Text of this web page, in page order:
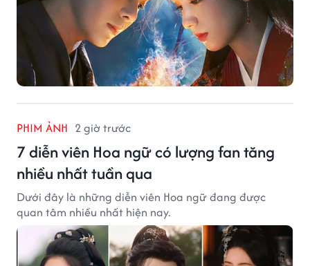
PHIM ẢNH 2 giờ trước
7 diễn viên Hoa ngữ có lượng fan tăng
nhiều nhất tuần qua
Dưới đây là những diễn viên Hoa ngữ đang được
quan tâm nhiều nhất hiện nay.